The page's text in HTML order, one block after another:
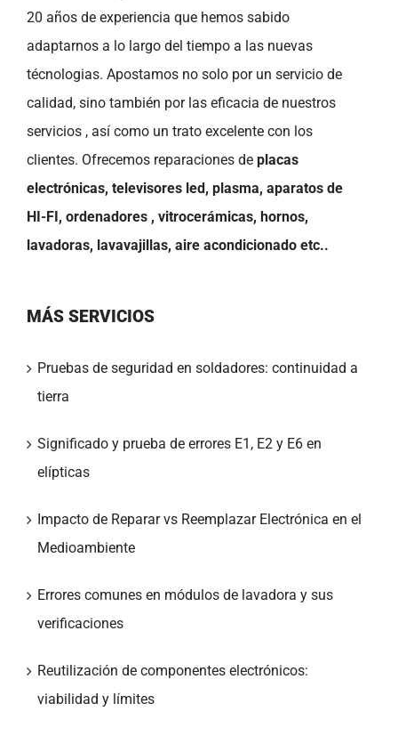
20 años de experiencia que hemos sabido
adaptarnos a lo largo del tiempo a las nuevas
técnologias. Apostamos no solo por un servicio de
calidad, sino también por las eficacia de nuestros
servicios , así como un trato excelente con los
clientes. Ofrecemos reparaciones de placas
electrónicas, televisores led, plasma, aparatos de
HI-FI, ordenadores , vitrocerámicas, hornos,
lavadoras, lavavajillas, aire acondicionado etc..
MÁS SERVICIOS
Pruebas de seguridad en soldadores: continuidad a
tierra
Significado y prueba de errores E1, E2 y E6 en
elípticas
Impacto de Reparar vs Reemplazar Electrónica en el
Medioambiente
Errores comunes en módulos de lavadora y sus
verificaciones
Reutilización de componentes electrónicos:
viabilidad y límites